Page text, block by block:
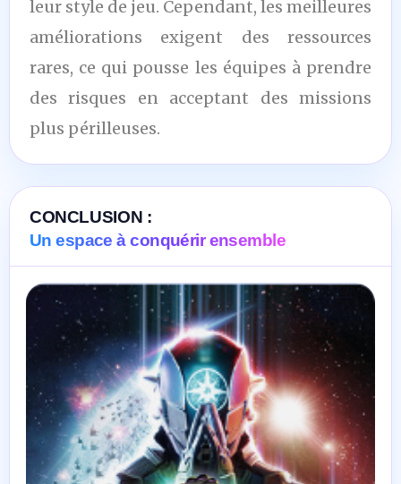
leur style de jeu. Cependant, les meilleures
améliorations exigent des ressources
rares, ce qui pousse les équipes à prendre
des risques en acceptant des missions
plus périlleuses.
CONCLUSION :
Un espace à conquérir ensemble